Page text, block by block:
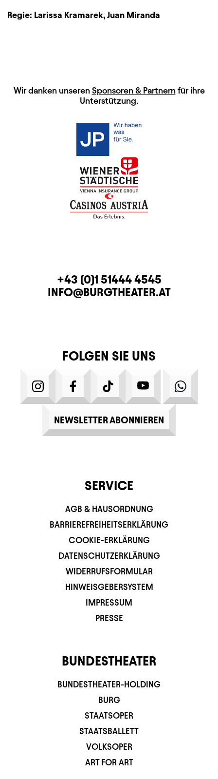
Regie: Larissa Kramarek, Juan Miranda
HAUPTSPONSOREN
Wir danken unseren Sponsoren & Partnernfür ihre
Unterstützung.
KONTAKTTELEFON
+43 (0)1 51444 4545
E-MAIL
INFO@BURGTHEATER.AT
FOLGEN SIE UNS
INSTAGRAMFACEBOOKTIKTOK YOUTUBE
NEWSLETTER ABONNIEREN
SERVICE
AGB & HAUSORDNUNG
BARRIEREFREIHEITSERKLÄRUNG
COOKIE-ERKLÄRUNG
DATENSCHUTZERKLÄRUNG
WIDERRUFSFORMULAR
HINWEISGEBERSYSTEM
IMPRESSUM
PRESSE
BUNDESTHEATER
BUNDESTHEATER-HOLDING
BURG
STAATSOPER
STAATSBALLETT
VOLKSOPER
ART FOR ART